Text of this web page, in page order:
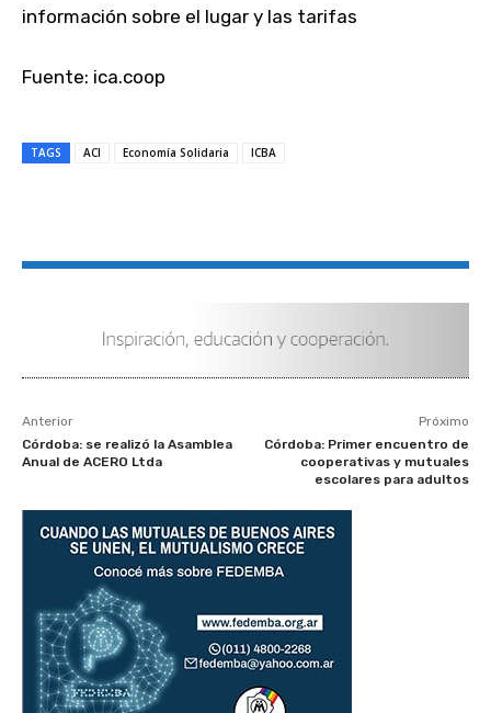
información sobre el lugar y las tarifas
Fuente: ica.coop
TAGS ACI Economía Solidaria ICBA
Anterior
Córdoba: se realizó la Asamblea
Anual de ACERO Ltda
Próximo
Córdoba: Primer encuentro de
cooperativas y mutuales
escolares para adultos